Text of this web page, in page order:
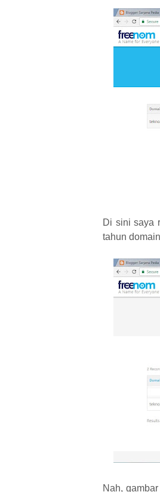
Di sini saya
tahun
Nah,